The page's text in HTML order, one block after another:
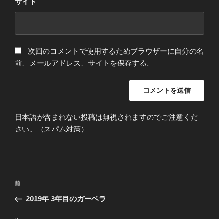
サイト
次回のコメントで使用するためブラウザーに自分の名
前、メールアドレス、サイトを保存する。
日本語が含まれない投稿は無視されますのでご注意くだ
さい。（スパム対策）
投
ナ
過
去
前
2019年 3年目のガーベラ